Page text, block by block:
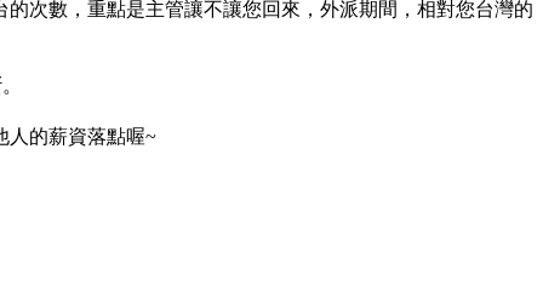
次數，重點是主管讓不讓您回來，外派期間，相對您台灣的
人的薪資落點喔~